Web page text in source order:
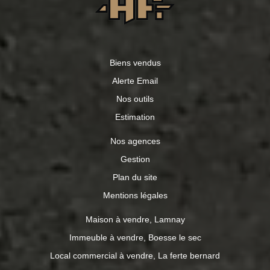
Biens vendus
Alerte Email
Nos outils
Estimation
Nos agences
Gestion
Plan du site
Mentions légales
Maison à vendre, Lamnay
Immeuble à vendre, Boesse le sec
Local commercial à vendre, La ferte bernard